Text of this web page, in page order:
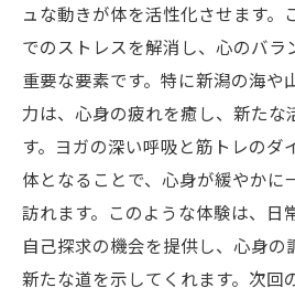
ュな動きが体を活性化させます。
でのストレスを解消し、心のバラ
重要な要素です。特に新潟の海や
力は、心身の疲れを癒し、新たな
す。ヨガの深い呼吸と筋トレのダ
体となることで、心身が緩やかに
訪れます。このような体験は、日
自己探求の機会を提供し、心身の
新たな道を示してくれます。次回